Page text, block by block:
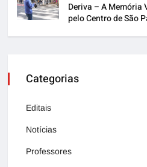
Deriva – A Memória
pelo Centro de São
Categorias
Editais
Notícias
Professores